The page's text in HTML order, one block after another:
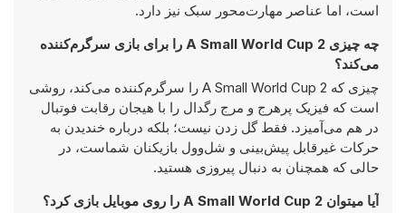
است، اما عناصر مهارت‌محور سبک نیز دارد.
چه چیزی A Small World Cup 2 را برای بازی سرگرم‌کننده
می‌کند؟
چیزی که A Small World Cup 2 را سرگرم‌کننده می‌کند، روشی
است که فیزیک پرهرج و مرج رگدال را با هیجان رقابت فوتبال
در هم می‌آمیزد. فقط گل زدن نیست؛ بلکه درباره خندیدن به
حرکات غیرقابل پیش‌بینی و شل‌وول بازیکنان شماست، در
حالی که همچنان به دنبال پیروزی هستید.
آیا میتوان A Small World Cup 2 را روی موبایل بازی کرد؟